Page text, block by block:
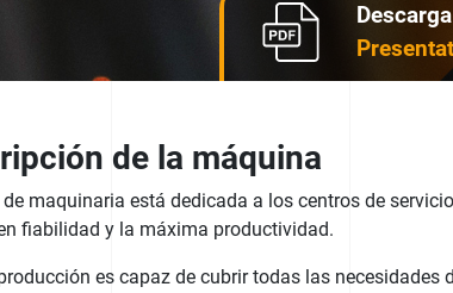
Descarga
de la máquina
de maquinaria está dedicada a los centros de
fiabilidad y la máxima productividad.
es capaz de cubrir todas las necesidades